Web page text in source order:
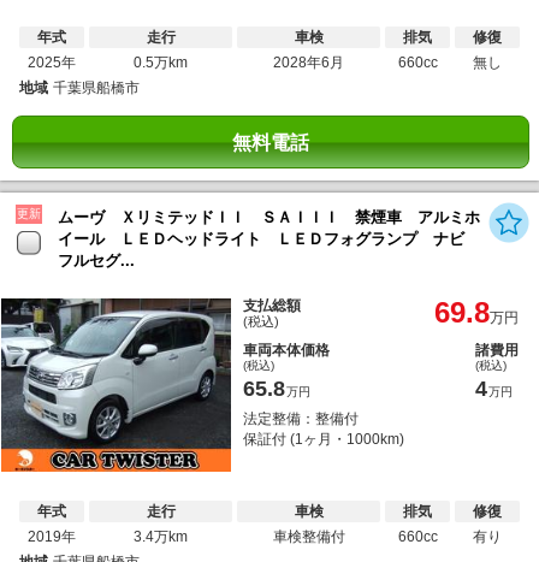
年式
2025年
走行
0.5万km
車検
2028年6月
排気
660cc
修復
無し
地域 千葉県船橋市
無料電話
更新
ムーヴ ＸリミテッドＩＩ ＳＡＩＩＩ 禁煙車 アルミホ
イール ＬＥＤヘッドライト ＬＥＤフォグランプ ナビ
フルセグ...
支払総額
(税込) 69.8万円
車両本体価格
(税込)
65.8万円
諸費用
(税込)
4万円
法定整備：整備付
保証付 (1ヶ月・1000km)
年式
2019年
走行
3.4万km
車検
車検整備付
排気
660cc
修復
有り